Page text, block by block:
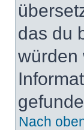
das du
würden
Nach